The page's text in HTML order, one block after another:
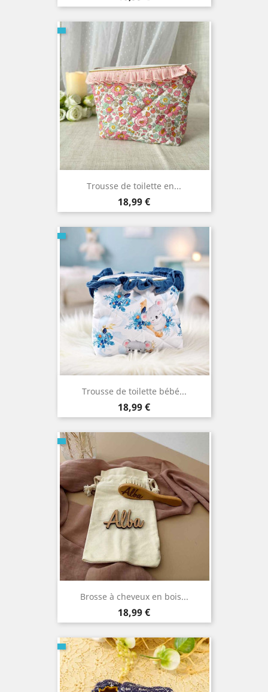
Trousse de toilette en...
Prix
18,99 €
Trousse de toilette bébé...
Prix
18,99 €
Brosse à cheveux en bois...
Prix
18,99 €